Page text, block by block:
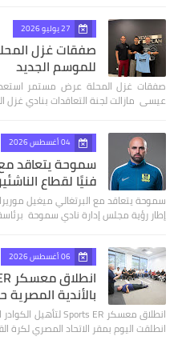
27 يوليو 2026
صفقات غزل
للموسم الجديد
صفقات غزل المحلة عرض مستمر
عيسى مازالت لجنة التعاقدات بنادي
04 أغسطس 2026
سموحة يتعاقد مع
فنيًا لقطاع
سموحة يتعاقد مع البرتغالي ميغيل
إطار رؤية مجلس إدارة نادي سموحة
06 أغسطس 2026
بالأندية المصرية حتى 16
انطلقت اليوم بمقر الاتحاد المصري لكرة